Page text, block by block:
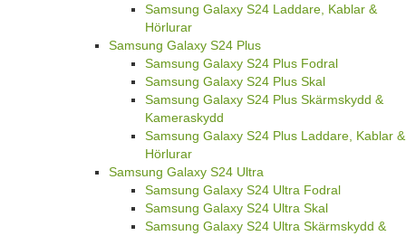
Samsung Galaxy S24 Laddare, Kablar &
Hörlurar
Samsung Galaxy S24 Plus
Samsung Galaxy S24 Plus Fodral
Samsung Galaxy S24 Plus Skal
Samsung Galaxy S24 Plus Skärmskydd &
Kameraskydd
Samsung Galaxy S24 Plus Laddare, Kablar &
Hörlurar
Samsung Galaxy S24 Ultra
Samsung Galaxy S24 Ultra Fodral
Samsung Galaxy S24 Ultra Skal
Samsung Galaxy S24 Ultra Skärmskydd &